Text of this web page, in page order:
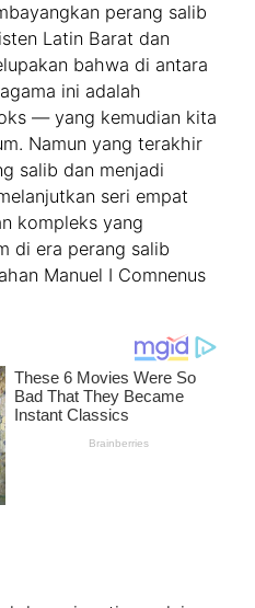
perang salib
Latin Barat dan
bahwa di antara
ini adalah
— yang kemudian kita
Namun yang terakhir
salib dan menjadi
seri empat
kompleks yang
di era perang salib
Manuel I Comnenus